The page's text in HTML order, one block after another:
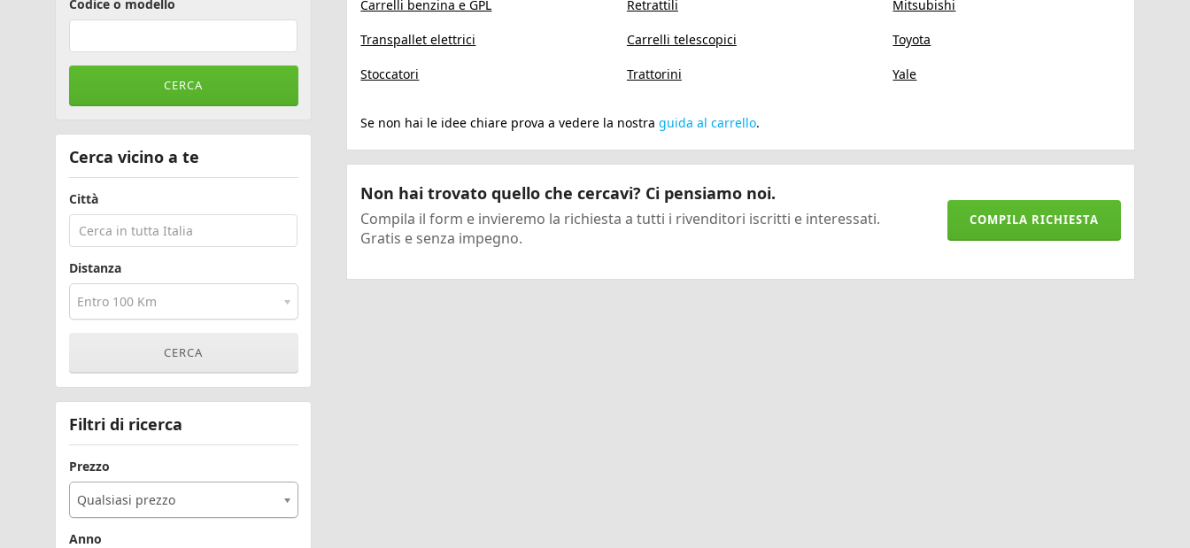
Carrelli benzina e GPL
Transpallet elettrici
Stoccatori
Retrattili
Carrelli telescopici
Trattorini
Mitsubishi
Toyota
Yale
Se non hai le idee chiare prova a vedere la nostraguida al carrello.
Non hai trovato quello che cercavi? Ci pensiamo noi.
Compila il form e invieremo la richiesta a tutti i rivenditori iscritti e interessati.
Gratis e senza impegno.
COMPILA RICHIESTA
Codice o modello
Cerca vicino a te
Città
Distanza
Entro 100 Km
Filtri di ricerca
Prezzo
Qualsiasi prezzo
Anno